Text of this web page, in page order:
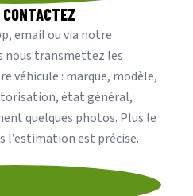
email ou via notre
nous transmettez les
véhicule : marque, modèle,
état général,
quelques photos. Plus le
l’estimation est précise.